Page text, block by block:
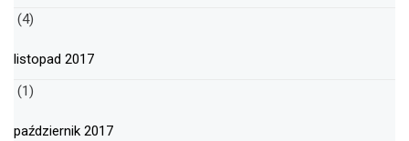
(4)
listopad 2017
(1)
październik 2017